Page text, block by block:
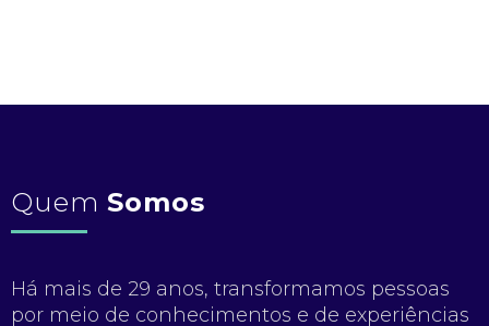
Quem Somos
Há mais de 29 anos, transformamos pessoas
por meio de conhecimentos e de experiências